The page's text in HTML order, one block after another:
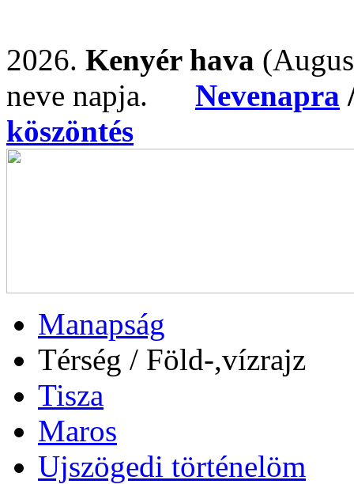
2026. Kenyér hava
neve napja. Nevenapra
köszöntés
Manapság
Térség / Föld-,vízrajz
Tisza
Maros
Ujszögedi történelöm